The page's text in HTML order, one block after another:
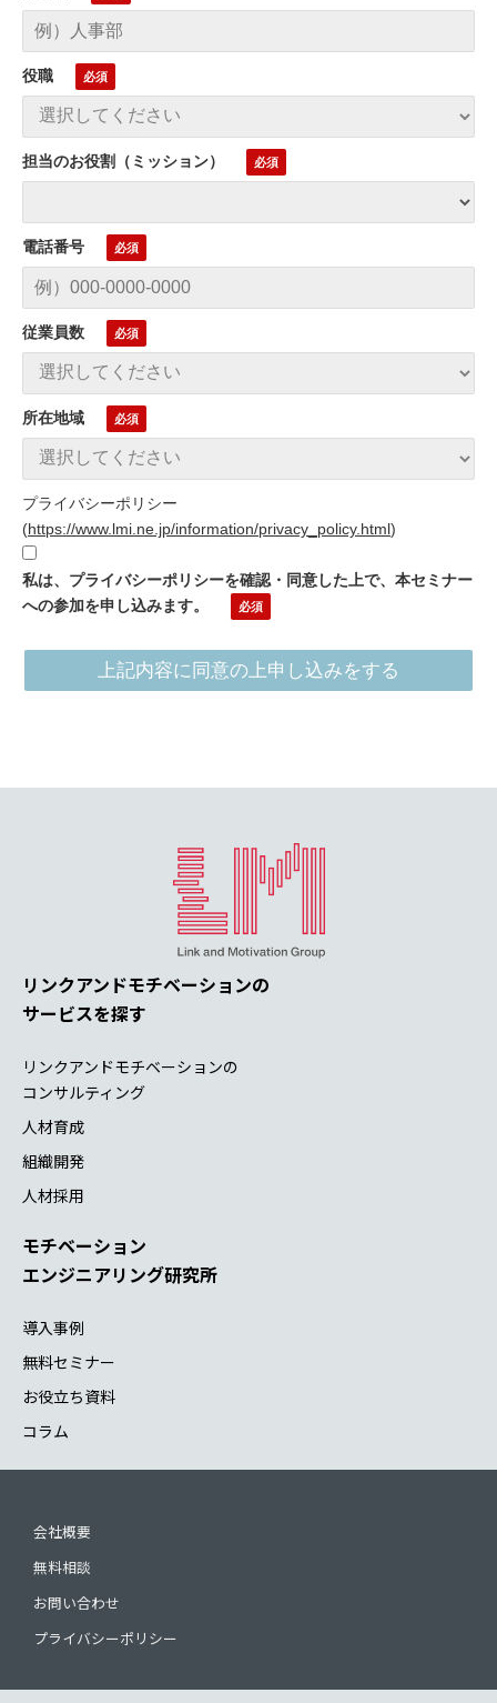
役職
担当のお役割（ミッション）
電話番号
従業員数
所在地域
プライバシーポリシー
(https://www.lmi.ne.jp/information/privacy_policy.html)
私は、プライバシーポリシーを確認・同意した上で、本セミナー
への参加を申し込みます。
リンクアンドモチベーションの
サービスを探す
リンクアンドモチベーションの
コンサルティング
人材育成
組織開発
人材採用
モチベーション
エンジニアリング研究所
導入事例
無料セミナー
お役立ち資料
コラム
会社概要
無料相談
お問い合わせ
プライバシーポリシー